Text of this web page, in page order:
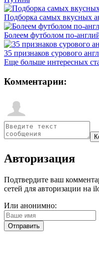
Подборка самых вкусных
Болеем футболом по-
35 признаков сурового
Еще больше интересных
Комментарии:
Авторизация
Подтвердите ваш
сетей для авторизации на
Или анонимно: